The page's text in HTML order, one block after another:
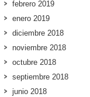
febrero 2019
enero 2019
diciembre 2018
noviembre 2018
octubre 2018
septiembre 2018
junio 2018